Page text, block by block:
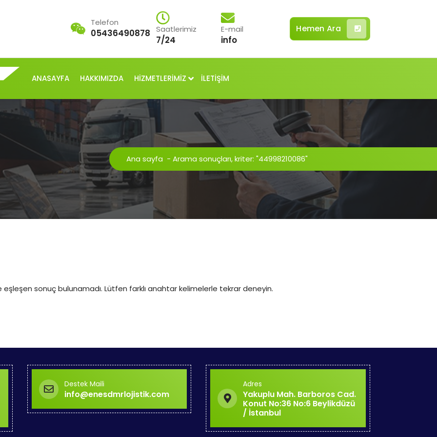
Telefon
05436490878 Saatlerimiz
7/24
E-mail
info
Hemen Ara
ANASAYFA HAKKIMIZDA HİZMETLERİMİZ İLETİŞİM
Ana sayfa - Arama sonuçları, kriter: "44998210086"
eşleşen sonuç bulunamadı. Lütfen farklı anahtar kelimelerle tekrar deneyin.
Destek Maili
info@enesdmrlojistik.com
Adres
Yakuplu Mah. Barboros Cad.
Konut No:36 No:6 Beylikdüzü
/ İstanbul